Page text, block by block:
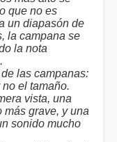
que no es
un diapasón de
la campana se
la nota
las campanas:
el tamaño.
vista, una
más grave, y una
sonido mucho